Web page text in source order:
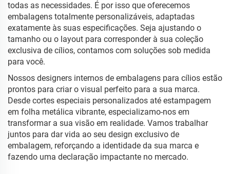
todas as necessidades. É por isso que oferecemos
embalagens totalmente personalizáveis, adaptadas
exatamente às suas especificações. Seja ajustando o
tamanho ou o layout para corresponder à sua coleção
exclusiva de cílios, contamos com soluções sob medida
para você.
Nossos designers internos de embalagens para cílios estão
prontos para criar o visual perfeito para a sua marca.
Desde cortes especiais personalizados até estampagem
em folha metálica vibrante, especializamo-nos em
transformar a sua visão em realidade. Vamos trabalhar
juntos para dar vida ao seu design exclusivo de
embalagem, reforçando a identidade da sua marca e
fazendo uma declaração impactante no mercado.